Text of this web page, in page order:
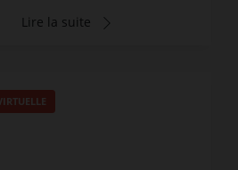
Lire la suite